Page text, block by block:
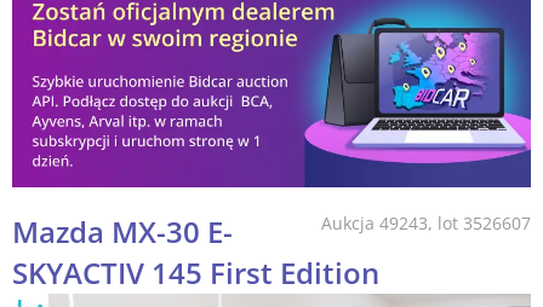
Aukcja 49243, lot 3526607
Mazda MX-30 E-
SKYACTIV 145 First Edition